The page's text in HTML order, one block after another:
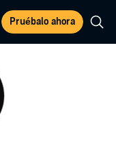
Pruébalo ahora